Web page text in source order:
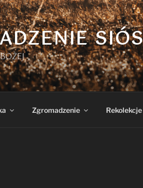
Zgromadzenie Rekolekcje